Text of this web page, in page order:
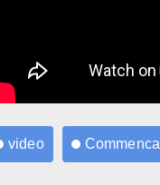
video Commencal